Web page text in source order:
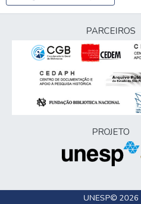
PARCEIROS
PROJETO
UNESP© 2026